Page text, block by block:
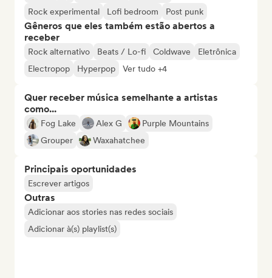
Rock experimental
Lofi bedroom Post punk
Gêneros que eles também estão abertos a
receber
Rock alternativo Beats / Lo-fi Coldwave
Eletrônica
Electropop
Hyperpop Ver tudo +4
Quer receber música semelhante a artistas
como...
Fog Lake Alex G
Purple Mountains
Grouper
Waxahatchee
Principais oportunidades
Escrever artigos
Outras
Adicionar aos stories nas redes sociais
Adicionar à(s) playlist(s)